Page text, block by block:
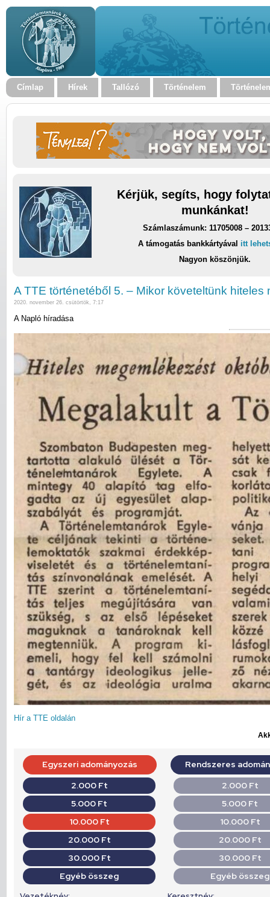
Címlap Hírek Tallózó Történelem
Kérjük, segíts, hogy
munkánkat!
Számlaszámunk: 11705008 –
A támogatás bankkártyával itt
Nagyon köszönjük.
A TTE történetéből 5. – Mikor követeltünk
2020. november 26. csütörtök, 7:17
A Napló híradása
Hír a TTE oldalán